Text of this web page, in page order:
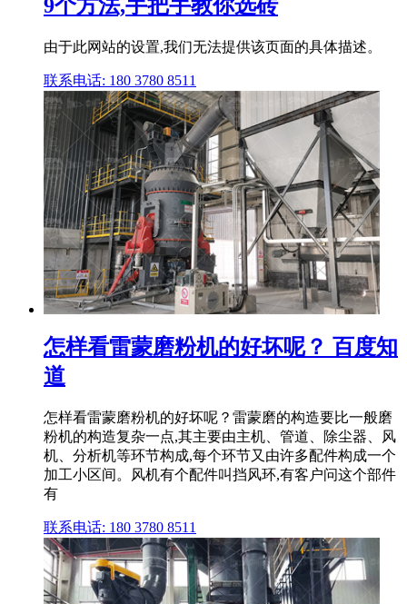
9个方法,手把手教你选砖
由于此网站的设置,我们无法提供该页面的具体描述。
联系电话: 180 3780 8511
怎样看雷蒙磨粉机的好坏呢？ 百度知
道
怎样看雷蒙磨粉机的好坏呢？雷蒙磨的构造要比一般磨
粉机的构造复杂一点,其主要由主机、管道、除尘器、风
机、分析机等环节构成,每个环节又由许多配件构成一个
加工小区间。风机有个配件叫挡风环,有客户问这个部件
有
联系电话: 180 3780 8511